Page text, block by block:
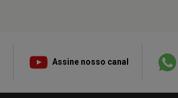
Assine nosso canal